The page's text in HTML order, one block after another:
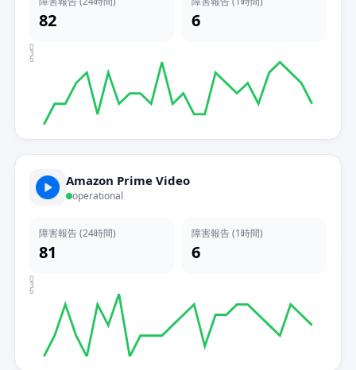
82 6
6
3
0
Amazon Prime Video
operational
障害報告 (24時間)
81
障害報告 (1時間)
6
6
3
0